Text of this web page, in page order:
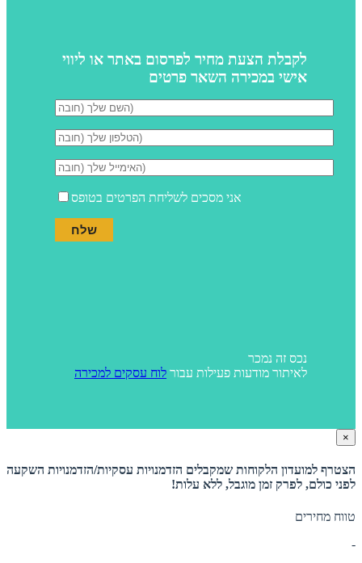
לקבלת הצעת מחיר לפרסום באתר או ליווי
אישי במכירה השאר פרטים
אני מסכים לשליחת הפרטים בטופס
נכס זה נמכר
לאיתור מודעות פעילות עבור לוח עסקים למכירה
×
הצטרף למועדון הלקוחות שמקבלים הזדמנויות עסקיות/הזדמנויות השקעה
לפני כולם, לפרק זמן מוגבל, ללא עלות!
טווח מחירים
-